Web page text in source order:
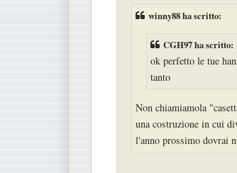
winny88 ha scritto:
CGH97 ha scritto:
ok perfetto le tue
tanto
Non chiamiamola
una costruzione in cui
l'anno prossimo dovrai